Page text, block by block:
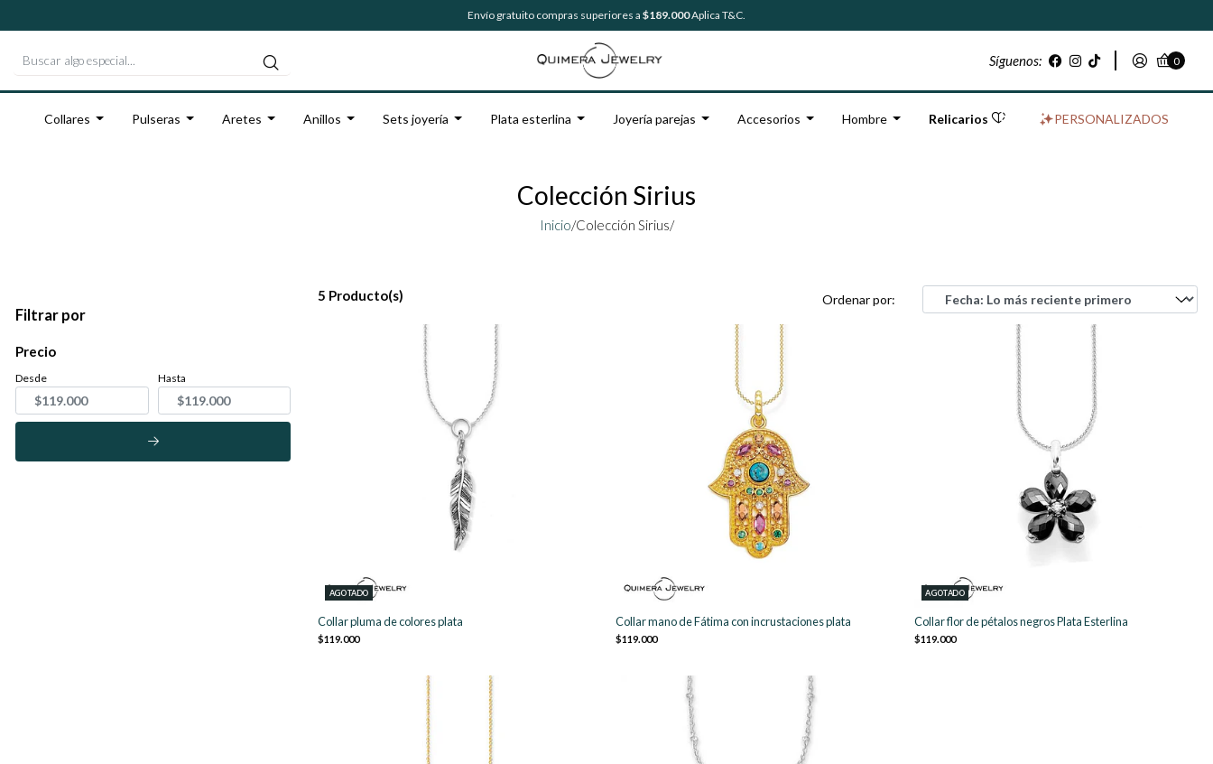
Envío gratuito compras superiores a $189.000Aplica T&C.
Síguenos: 0
Collares Pulseras Aretes Anillos Sets joyería Plata esterlina Joyería parejas Accesorios Hombre Relicarios PERSONALIZADOS
Colección Sirius
Inicio/Colección Sirius/
Filtrar por
Precio
Desde Hasta
5 Producto(s) Ordenar por:
AGOTADO
Collar pluma de colores plata
$119.000
Collar mano de Fátima con incrustaciones plata
$119.000
AGOTADO
Collar flor de pétalos negros Plata Esterlina
$119.000